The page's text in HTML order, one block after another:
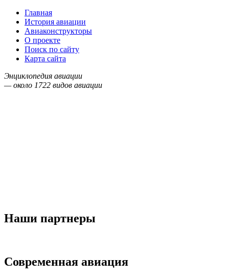
Главная
История авиации
Авиаконструкторы
О проекте
Поиск по сайту
Карта сайта
Энциклопедия авиации
— около 1722 видов авиации
Наши партнеры
Современная авиация